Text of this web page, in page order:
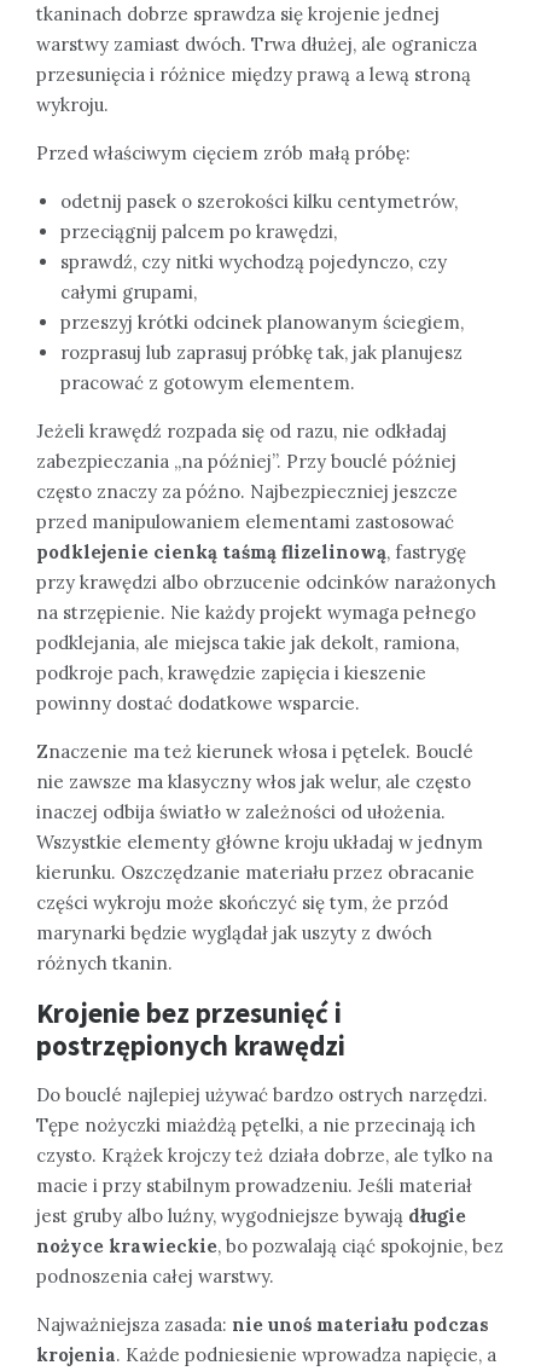
tkaninach dobrze sprawdza się krojenie jednej
warstwy zamiast dwóch. Trwa dłużej, ale ogranicza
przesunięcia i różnice między prawą a lewą stroną
wykroju.
Przed właściwym cięciem zrób małą próbę:
odetnij pasek o szerokości kilku centymetrów,
przeciągnij palcem po krawędzi,
sprawdź, czy nitki wychodzą pojedynczo, czy
całymi grupami,
przeszyj krótki odcinek planowanym ściegiem,
rozprasuj lub zaprasuj próbkę tak, jak planujesz
pracować z gotowym elementem.
Jeżeli krawędź rozpada się od razu, nie odkładaj
zabezpieczania „na później”. Przy bouclé później
często znaczy za późno. Najbezpieczniej jeszcze
przed manipulowaniem elementami zastosować
podklejenie cienką taśmą flizelinową, fastrygę
przy krawędzi albo obrzucenie odcinków narażonych
na strzępienie. Nie każdy projekt wymaga pełnego
podklejania, ale miejsca takie jak dekolt, ramiona,
podkroje pach, krawędzie zapięcia i kieszenie
powinny dostać dodatkowe wsparcie.
Znaczenie ma też kierunek włosa i pętelek. Bouclé
nie zawsze ma klasyczny włos jak welur, ale często
inaczej odbija światło w zależności od ułożenia.
Wszystkie elementy główne kroju układaj w jednym
kierunku. Oszczędzanie materiału przez obracanie
części wykroju może skończyć się tym, że przód
marynarki będzie wyglądał jak uszyty z dwóch
różnych tkanin.
Krojenie bez przesunięć i
postrzępionych krawędzi
Do bouclé najlepiej używać bardzo ostrych narzędzi.
Tępe nożyczki miażdżą pętelki, a nie przecinają ich
czysto. Krążek krojczy też działa dobrze, ale tylko na
macie i przy stabilnym prowadzeniu. Jeśli materiał
jest gruby albo luźny, wygodniejsze bywają długie
nożyce krawieckie, bo pozwalają ciąć spokojnie, bez
podnoszenia całej warstwy.
Najważniejsza zasada: nie unoś materiału podczas
krojenia. Każde podniesienie wprowadza napięcie, a